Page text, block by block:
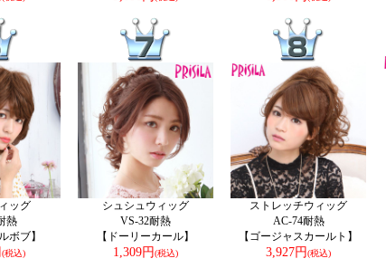
ッグ
熱
ボブ】
(税込)
シュシュウィッグ
VS-32耐熱
【ドーリーカール】
1,309円(税込)
ストレッチウィッグ
AC-74耐熱
【ゴージャスカールト】
3,927円(税込)